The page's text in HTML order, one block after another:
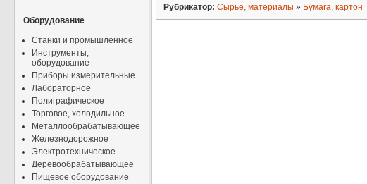
Оборудование
Станки и промышленное
Инструменты,
оборудование
Приборы измерительные
Лабораторное
Полиграфическое
Торговое, холодильное
Металлообрабатывающее
Железнодорожное
Электротехническое
Деревообрабатывающее
Пищевое оборудование
Рубрикатор: Сырье, материалы » Бумага, картон